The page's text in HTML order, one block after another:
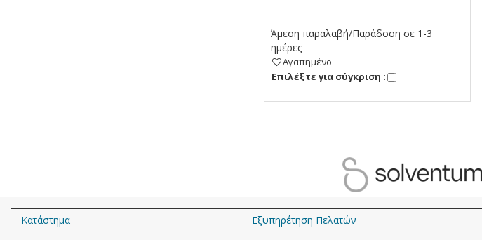
Άμεση παραλαβή/Παράδοση σε 1-3
ημέρες
Αγαπημένο
Eπιλέξτε για σύγκριση :
Κατάστημα Εξυπηρέτηση Πελατών